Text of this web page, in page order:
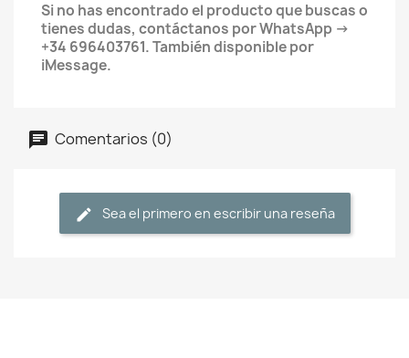
Si no has encontrado el producto que buscas o
tienes dudas, contáctanos por WhatsApp →
+34 696403761. También disponible por
iMessage.
Comentarios (0)
Sea el primero en escribir una reseña